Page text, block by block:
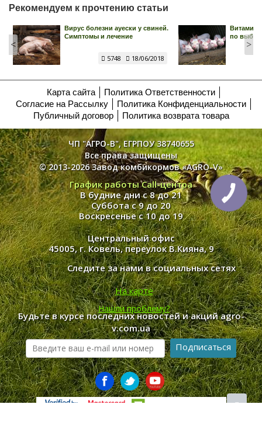
Рекомендуем к прочтению статьи
Вирус болезни ауески у свиней.
Симптомы и лечение
5748 18/06/2018
по
< >
Карта сайта
Политика Ответственности
Согласие на Рассылку
Политика Конфиденциальности
Публичный договор
Политика возврата товара
ЧП "АГРО-В", ЕГРПОУ 38740655
Все права защищены
© 2013-2026 Завод комбикормов «AGRO-V»
График работы Call-центра
В будние дни с 8 до 21
Суббота с 9 до 20
Воскресенье с 10 до 19
Нашли проблему?
Центральный офис
45005, г. Ковель, переулок В.Кияна, 9
На карте
Следите за нами в социальных сетях
Будьте в курсе последних новостей и акций agro-
v.com.ua